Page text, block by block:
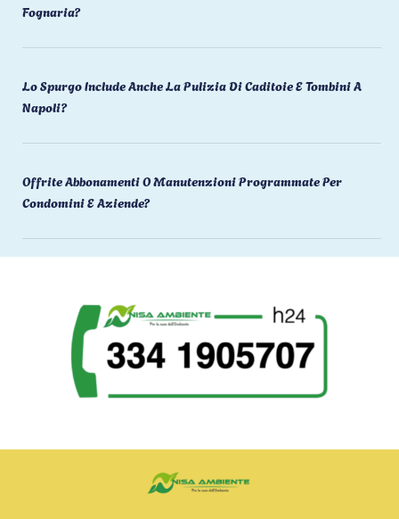
Fognaria?
Lo Spurgo Include Anche La Pulizia Di Caditoie E Tombini A
Napoli?
Offrite Abbonamenti O Manutenzioni Programmate Per
Condomini E Aziende?